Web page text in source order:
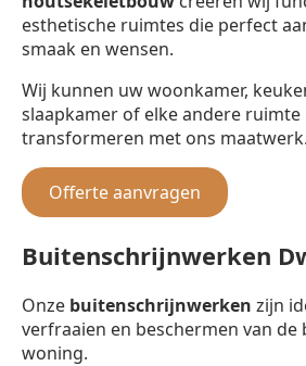
esthetische ruimtes die perfect
smaak en wensen.
Wij kunnen uw woonkamer,
slaapkamer of elke andere ruimte
transformeren met ons maatwerk.
Offerte aanvragen
Buitenschrijnwerken
Onze buitenschrijnwerken zijn
verfraaien en beschermen van
woning.